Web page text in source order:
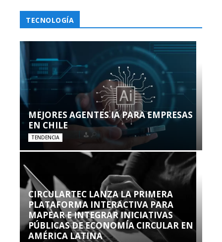
TECNOLOGÍA
MEJORES AGENTES IA PARA EMPRESAS
EN CHILE
TENDENCIA
CIRCULARTEC LANZA LA PRIMERA
PLATAFORMA INTERACTIVA PARA
MAPEAR E INTEGRAR INICIATIVAS
PÚBLICAS DE ECONOMÍA CIRCULAR EN
AMÉRICA LATINA